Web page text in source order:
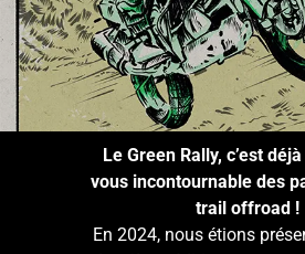
Le Green Rally, c’est
vous incontournable des
trail offroad !
En 2024, nous étions